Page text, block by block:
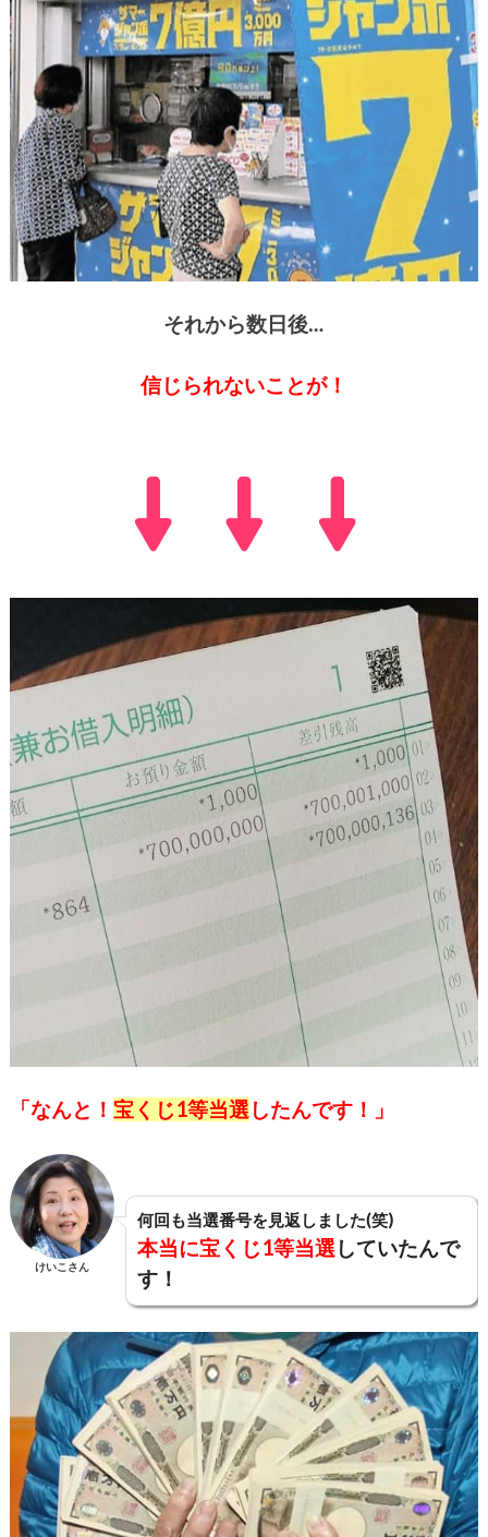
それから数日後…
信じられないことが！
「なんと！ 宝くじ1等当選 したんです！」
けいこさん
何回も当選番号を見返しました(笑)
本当に宝くじ1等当選 していたんで
す！